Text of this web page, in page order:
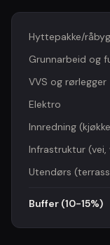
Hyttepakke/
Grunnarbeid og
VVS og rørlegger
Elektro
Innredning
Infrastruktur
Utendørs
Buffer (10-15%)